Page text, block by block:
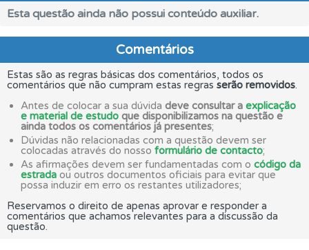
Esta questão ainda não possui conteúdo auxiliar.
Comentários
Estas são as regras básicas dos comentários, todos os
comentários que não cumpram estas regras serão removidos.
Antes de colocar a sua dúvida deve consultar a explicação
e material de estudo que disponibilizamos na questão e
ainda todos os comentários já presentes;
Dúvidas não relacionadas com a questão devem ser
colocadas através do nosso formulário de contacto;
As afirmações devem ser fundamentadas com o código da
estrada ou outros documentos oficiais para evitar que
possa induzir em erro os restantes utilizadores;
Reservamos o direito de apenas aprovar e responder a
comentários que achamos relevantes para a discussão da
questão.